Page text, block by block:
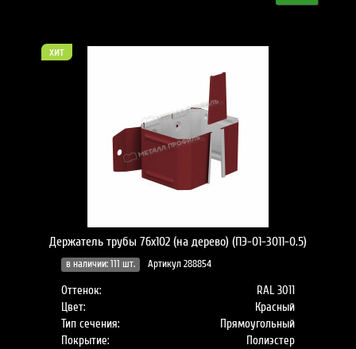
хит
Держатель трубы 76х102 (на дерево) (ПЭ-01-3011-0.5)
в наличии: 111 шт. Артикул 288854
Оттенок:
RAL 3011
Цвет:
Красный
Тип сечения:
Прямоугольный
Покрытие:
Полиэстер